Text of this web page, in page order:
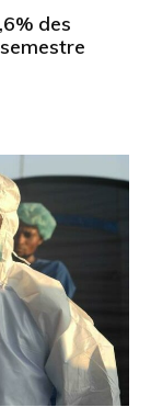
des